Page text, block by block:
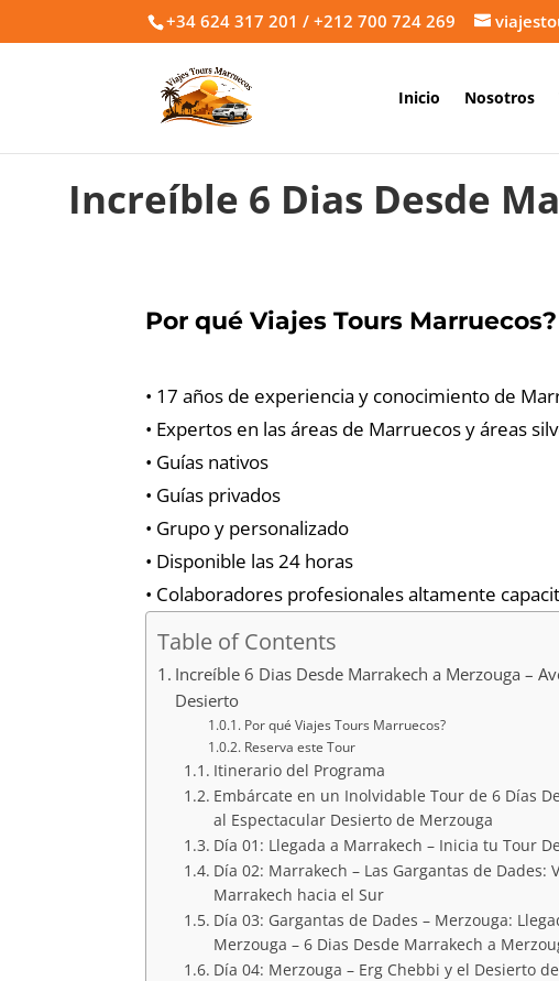
+34 624 317 201 / +212 700 724 269
Inicio Nosotros
Increíble 6 Dias Desde
Por qué Viajes Tours Marruecos?
• 17 años de experiencia y conocimiento de
• Expertos en las áreas de Marruecos y áreas
• Guías nativos
• Guías privados
• Grupo y personalizado
• Disponible las 24 horas
• Colaboradores profesionales altamente
Table of Contents
Increíble 6 Dias Desde Marrakech a Merzouga –
Desierto
Por qué Viajes Tours Marruecos?
Reserva este Tour
Itinerario del Programa
Embárcate en un Inolvidable Tour de 6 Días
al Espectacular Desierto de Merzouga
Día 01: Llegada a Marrakech – Inicia tu Tour
Día 02: Marrakech – Las Gargantas de Dades:
Marrakech hacia el Sur
Día 03: Gargantas de Dades – Merzouga:
Merzouga – 6 Dias Desde Marrakech a
Día 04: Merzouga – Erg Chebbi y el Desierto